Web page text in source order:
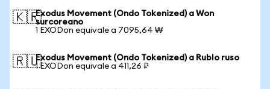
🇰🇷Exodus Movement (Ondo Tokenized) a Won
surcoreano
1 EXODon equivale a 7095,64 ₩
🇷🇺Exodus Movement (Ondo Tokenized) a Rublo ruso
1 EXODon equivale a 411,26 ₽